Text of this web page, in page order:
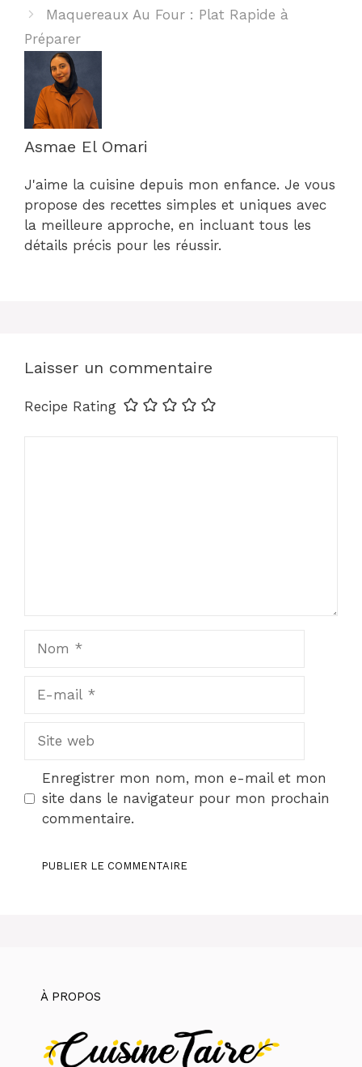
Maquereaux Au Four : Plat Rapide à
Préparer
Asmae El Omari
J'aime la cuisine depuis mon enfance. Je vous
propose des recettes simples et uniques avec
la meilleure approche, en incluant tous les
détails précis pour les réussir.
Laisser un commentaire
Recipe Rating
mail
web
Enregistrer mon nom, mon e-mail et mon
site dans le navigateur pour mon prochain
commentaire.
À PROPOS